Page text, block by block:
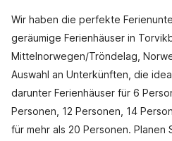
Wir haben die perfekte
geräumige Ferienhäuser in
Mittelnorwegen/Tröndelag,
Auswahl an Unterkünften, die
darunter Ferienhäuser für 6
Personen, 12 Personen, 14
für mehr als 20 Personen. Planen